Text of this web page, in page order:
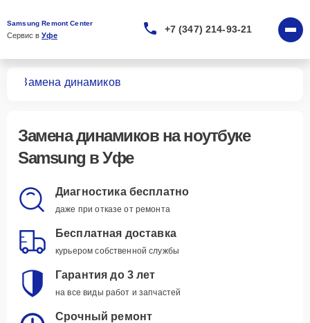
Samsung Remont Center
Сервис в Уфе
+7 (347) 214-93-21
Замена динамиков
Замена динамиковна ноутбуке
Samsung в Уфе
Диагностика бесплатно
даже при отказе от ремонта
Бесплатная доставка
курьером собственной службы
Гарантия до 3 лет
на все виды работ и запчастей
Срочный ремонт